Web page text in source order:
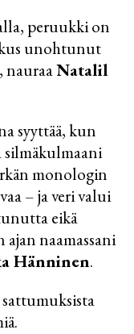
peruukki on
unohtunut
nauraaNatalil
syyttää, kun
silmäkulmaani
monologin
– ja veri valui
eikä
naamassani
Hänninen.